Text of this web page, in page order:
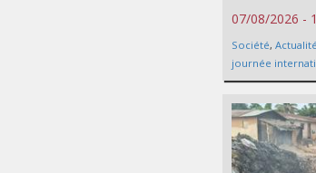
07/08/2026 -
Société, Actualité
journée